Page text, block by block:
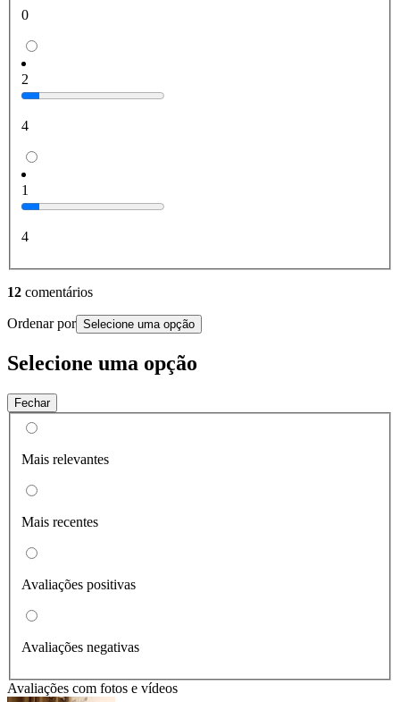
0
2
4
1
4
12 comentários
Ordenar por Selecione uma opção
Selecione uma opção
Fechar
Mais relevantes
Mais recentes
Avaliações positivas
Avaliações negativas
Avaliações com fotos e vídeos